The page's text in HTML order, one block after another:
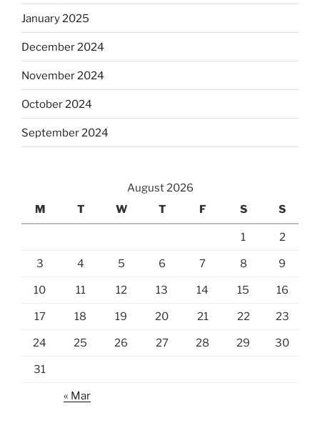
January 2025
December 2024
November 2024
October 2024
September 2024
August 2026
M
T W T F S S
1 2
3 4 5 6 7 8 9
10 11 12 13 14 15 16
17 18 19 20 21 22 23
24 25 26 27 28 29 30
31
« Mar